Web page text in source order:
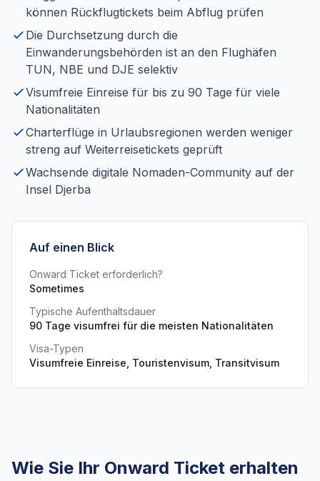
können Rückflugtickets beim Abflug prüfen
Die Durchsetzung durch die
Einwanderungsbehörden ist an den Flughäfen
TUN, NBE und DJE selektiv
Visumfreie Einreise für bis zu 90 Tage für viele
Nationalitäten
Charterflüge in Urlaubsregionen werden weniger
streng auf Weiterreisetickets geprüft
Wachsende digitale Nomaden-Community auf der
Insel Djerba
Auf einen Blick
Onward Ticket erforderlich?
Sometimes
Typische Aufenthaltsdauer
90 Tage visumfrei für die meisten Nationalitäten
Visa-Typen
Visumfreie Einreise, Touristenvisum, Transitvisum
Wie Sie Ihr Onward Ticket erhalten